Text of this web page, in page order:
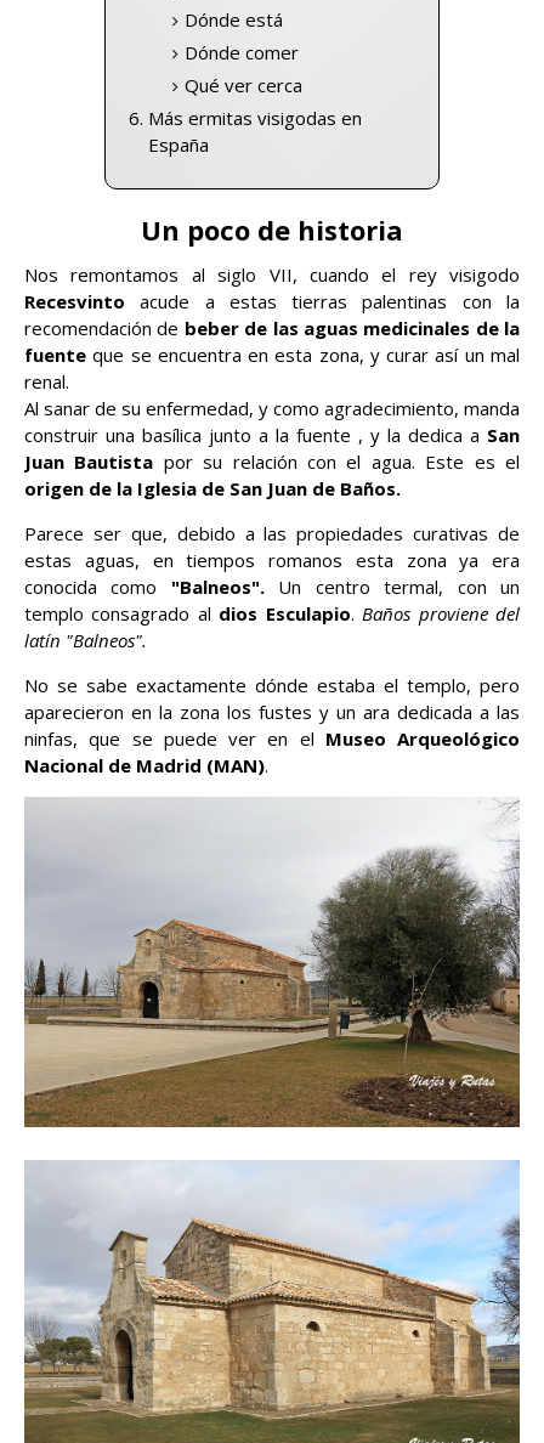
Dónde está
Dónde comer
Qué ver cerca
Más ermitas visigodas en
España
Un poco de historia
Nos remontamos al siglo VII, cuando el rey visigodo
Recesvinto acude a estas tierras palentinas con la
recomendación de beber de las aguas medicinales de la
fuenteque se encuentra en esta zona, y curar así un mal
renal.
Al sanar de su enfermedad, y como agradecimiento, manda
construir una basílica junto a la fuente , y la dedica a San
Juan Bautista por su relación con el agua. Este es el
origen de la Iglesia de San Juan de Baños.
Parece ser que, debido a las propiedades curativas de
estas aguas, en tiempos romanos esta zona ya era
conocida como "Balneos". Un centro termal, con un
templo consagrado al dios Esculapio. Baños proviene del
latín "Balneos".
No se sabe exactamente dónde estaba el templo, pero
aparecieron en la zona los fustes y un ara dedicada a las
ninfas, que se puede ver en el Museo Arqueológico
Nacional de Madrid (MAN).